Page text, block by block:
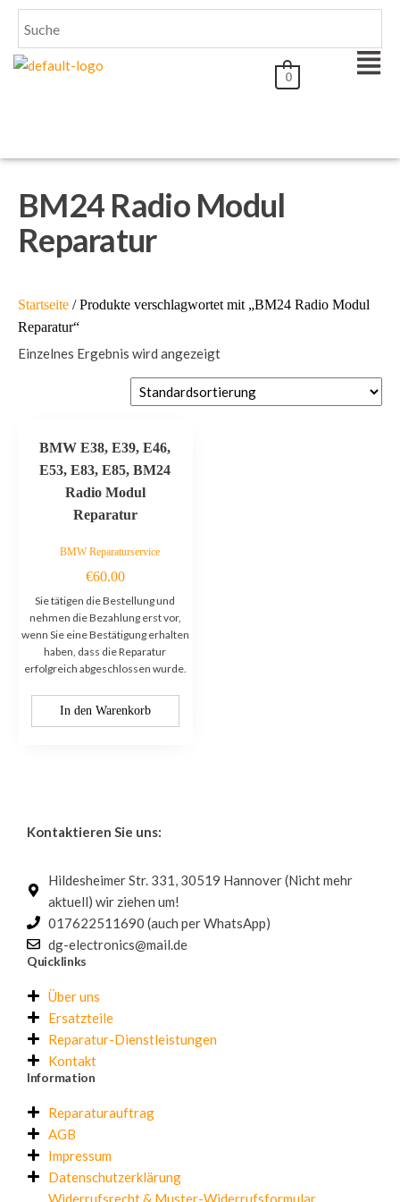
0
BM24 Radio Modul
Reparatur
Startseite / Produkte verschlagwortet mit „BM24 Radio Modul
Reparatur“
Einzelnes Ergebnis wird angezeigt
BMW E38, E39, E46,
E53, E83, E85, BM24
Radio Modul
Reparatur
BMW Reparaturservice
€60.00
Sie tätigen die Bestellung und
nehmen die Bezahlung erst vor,
wenn Sie eine Bestätigung erhalten
haben, dass die Reparatur
erfolgreich abgeschlossen wurde.
In den Warenkorb
Kontaktieren Sie uns:
Hildesheimer Str. 331, 30519 Hannover (Nicht mehr
aktuell) wir ziehen um!
017622511690 (auch per WhatsApp)
dg-electronics@mail.de
Quicklinks
Über uns
Ersatzteile
Reparatur-Dienstleistungen
Kontakt
Information
Reparaturauftrag
AGB
Impressum
Datenschutzerklärung
Widerrufsrecht & Muster-Widerrufsformular